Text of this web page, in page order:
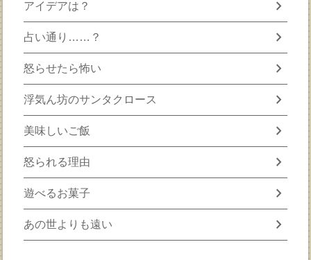
アイデアは？ chevron_right
占い通り……？ chevron_right
怒らせたら怖い chevron_right
浮気ん坊のサンタクロース chevron_right
美味しいご飯 chevron_right
怒られる理由 chevron_right
遊べるお菓子 chevron_right
あの世よりも遠い chevron_right